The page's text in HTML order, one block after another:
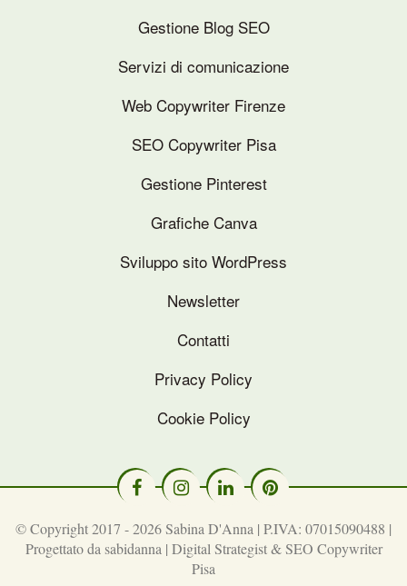
Gestione Blog SEO
Servizi di comunicazione
Web Copywriter Firenze
SEO Copywriter Pisa
Gestione Pinterest
Grafiche Canva
Sviluppo sito WordPress
Newsletter
Contatti
Privacy Policy
Cookie Policy
© Copyright 2017 - 2026 Sabina D'Anna | P.IVA: 07015090488 |
Progettato da sabidanna | Digital Strategist & SEO Copywriter
Pisa